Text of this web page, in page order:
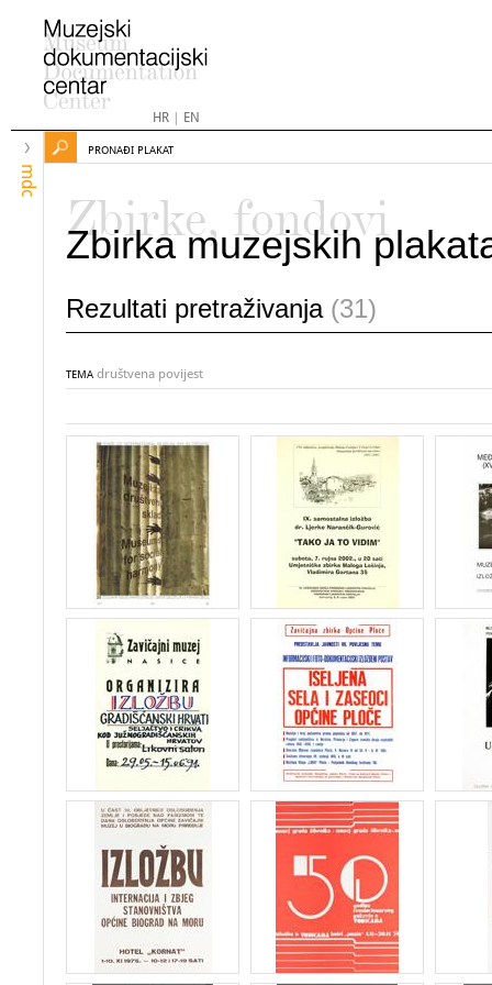
HR| EN
mdc
PRONAĐI PLAKAT
Zbirke, fondovi
Zbirka muzejskih
Rezultati pretraživanja (31)
TEMA društvena povijest